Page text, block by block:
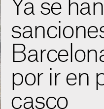
Ya se
por ir en
casco